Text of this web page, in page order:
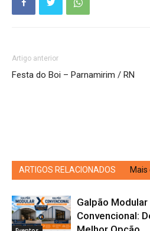
Artigo anterior
Festa do Boi – Parnamirim / RN
ARTIGOS RELACIONADOS
Galpão Modular
Convencional: